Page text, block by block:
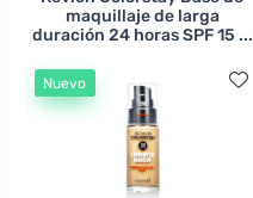
maquillaje de larga
duración 24 horas SPF 15 ...
Nuevo